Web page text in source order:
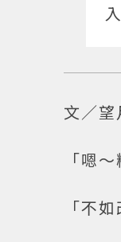
文／望
「嗯
「不